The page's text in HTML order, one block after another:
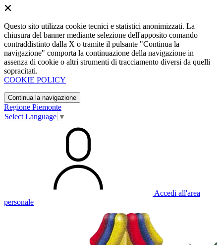
Questo sito utilizza cookie tecnici e statistici anonimizzati. La
chiusura del banner mediante selezione dell'apposito comando
contraddistinto dalla X o tramite il pulsante "Continua la
navigazione" comporta la continuazione della navigazione in
assenza di cookie o altri strumenti di tracciamento diversi da quelli
sopracitati.
COOKIE POLICY
Continua la navigazione
Regione Piemonte
Select Language ▼
Accedi all'area
personale